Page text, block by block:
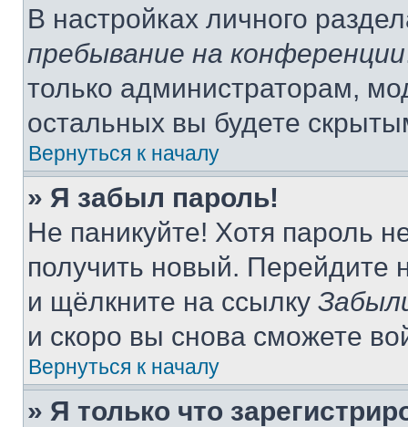
В настройках личного
пребывание на конференции
только администраторам,
остальных вы будете
Вернуться к началу
» Я забыл пароль!
Не паникуйте! Хотя пароль
получить новый. Перейдите
и щёлкните на ссылку
и скоро вы снова сможете
Вернуться к началу
» Я только что